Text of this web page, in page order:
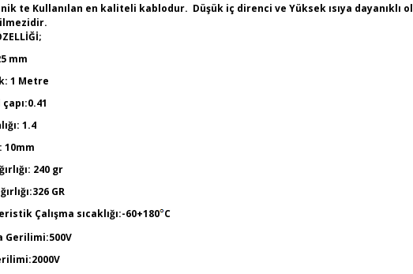
te Kullanılan en kaliteli kablodur. Düşük iç direnci ve Yüksek ısıya dayanıklı
mm
1 Metre
1.4
10mm
240 gr
GR
Çalışma sıcaklığı:-60+180 C
Gerilimi:500V